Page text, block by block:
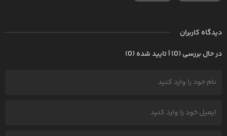
دیدگاه کاربران
در حال بررسی (0) | تایید شده (0)